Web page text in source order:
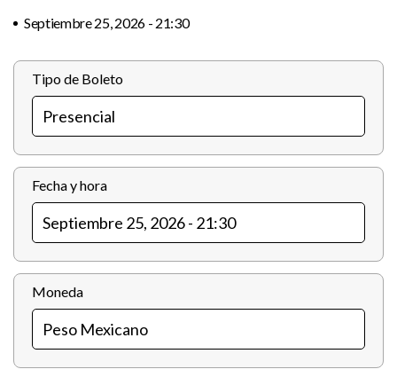
Septiembre 25, 2026 - 21:30
Tipo de Boleto
Fecha y hora
Moneda